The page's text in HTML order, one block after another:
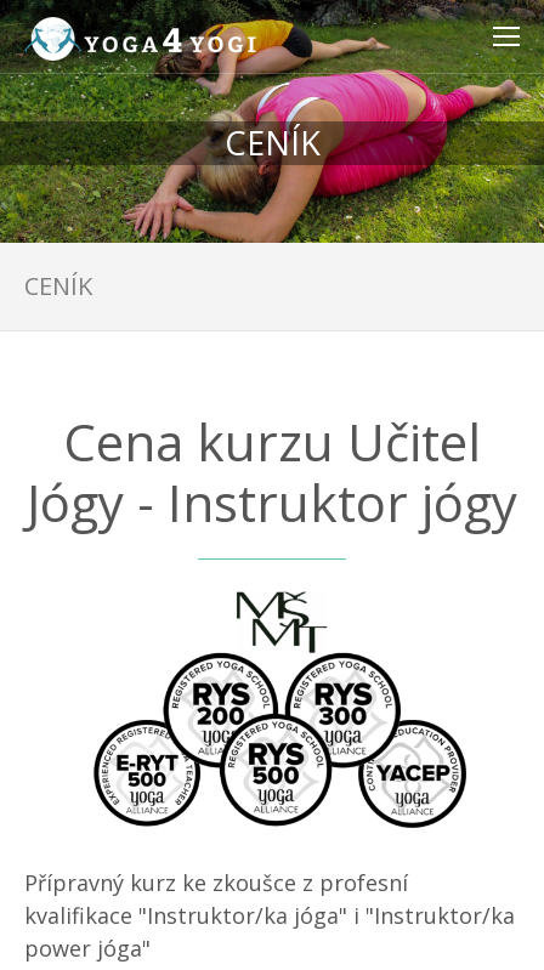
CENÍK
CENÍK
Cena kurzu Učitel
Jógy - Instruktor jógy
Přípravný kurz ke zkoušce z profesní
kvalifikace "Instruktor/ka jóga" i "Instruktor/ka
power jóga"